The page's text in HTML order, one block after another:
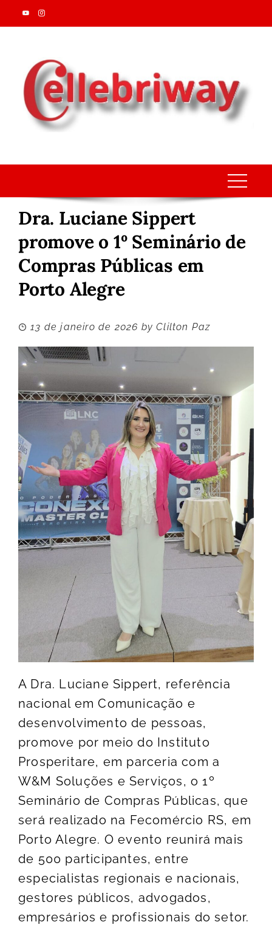
Skip
to
Dra. Luciane Sippert
promove o 1º Seminário de
Compras Públicas em
Porto Alegre
13 de janeiro de 2026 byClilton Paz
A Dra. Luciane Sippert, referência
nacional em Comunicação e
desenvolvimento de pessoas,
promove por meio do Instituto
Prosperitare, em parceria com a
W&M Soluções e Serviços, o 1º
Seminário de Compras Públicas, que
será realizado na Fecomércio RS, em
Porto Alegre. O evento reunirá mais
de 500 participantes, entre
especialistas regionais e nacionais,
gestores públicos, advogados,
empresários e profissionais do setor.